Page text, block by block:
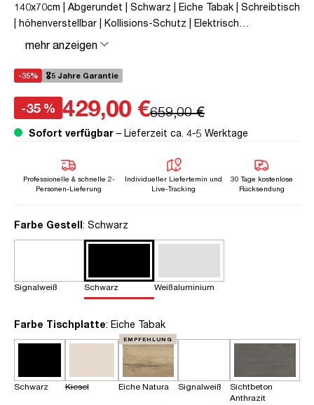
140x70cm | Abgerundet | Schwarz | Eiche Tabak | Schreibtisch
| höhenverstellbar | Kollisions-Schutz | Elektrisch
höhenverstellbar | Kindersicherung | Metall | Holz | Schwarz |
Braun | 5 Jahre Herstellergarantie | unmontiert | TÜV©
mobiles Arbeiten | bis zu 80 kg | Y-Line | Y-Line Curved |
mehr anzeigen
-35% 🎖️5 Jahre Garantie
-35 % 429,00 €659,00 €
Sofort verfügbar – Lieferzeit ca. 4-5 Werktage
Professionelle & schnelle 2-
Personen-Lieferung
Individueller Liefertemin und
Live-Tracking
30 Tage kostenlose
Rücksendung
Farbe Gestellauswählen
: Schwarz
Signalweiß Schwarz Weißaluminium
Farbe Tischplatteauswählen
: Eiche Tabak
Schwarz Kiesel Eiche Natura
EMPFEHLUNG
Signalweiß
Sichtbeton
Anthrazit